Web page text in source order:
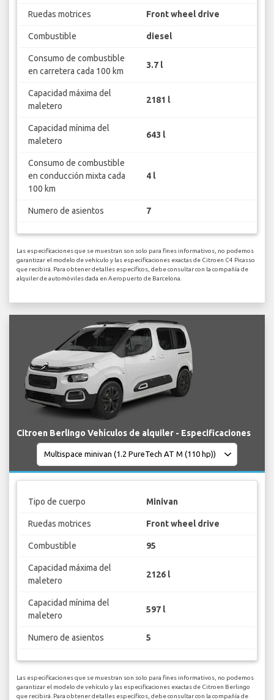
Ruedas motrices Front wheel drive
Combustible diesel
Consumo de combustible
en carretera cada 100 km
3.7 l
Capacidad máxima del
maletero
2181 l
Capacidad mínima del
maletero
643 l
Consumo de combustible
en conducción mixta cada
100 km
4 l
Numero de asientos 7
Las especificaciones que se muestran son solo para fines informativos, no podemos
garantizar el modelo de vehículo y las especificaciones exactas de Citroen C4 Picasso
que recibirá. Para obtener detalles específicos, debe consultar con la compañía de
alquiler de automóviles dada en Aeropuerto de Barcelona.
Citroen Berlingo Vehículos de alquiler - Especificaciones
Tipo de cuerpo Minivan
Ruedas motrices Front wheel drive
Combustible 95
Capacidad máxima del
maletero
2126 l
Capacidad mínima del
maletero
597 l
Numero de asientos 5
Las especificaciones que se muestran son solo para fines informativos, no podemos
garantizar el modelo de vehículo y las especificaciones exactas de Citroen Berlingo
que recibirá. Para obtener detalles específicos, debe consultar con la compañía de